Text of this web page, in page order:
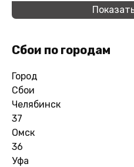
Сбои по городам
Город
Сбои
Челябинск
37
Омск
36
Уфа